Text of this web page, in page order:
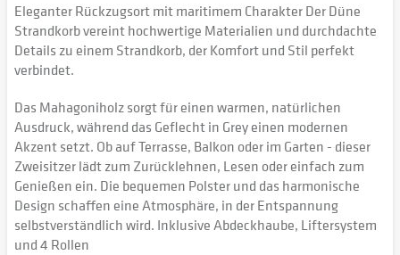
Eleganter Rückzugsort mit maritimem Charakter Der Düne
Strandkorb vereint hochwertige Materialien und durchdachte
Details zu einem Strandkorb, der Komfort und Stil perfekt
verbindet.
Das Mahagoniholz sorgt für einen warmen, natürlichen
Ausdruck, während das Geflecht in Grey einen modernen
Akzent setzt. Ob auf Terrasse, Balkon oder im Garten - dieser
Zweisitzer lädt zum Zurücklehnen, Lesen oder einfach zum
Genießen ein. Die bequemen Polster und das harmonische
Design schaffen eine Atmosphäre, in der Entspannung
selbstverständlich wird. Inklusive Abdeckhaube, Liftersystem
und 4 Rollen